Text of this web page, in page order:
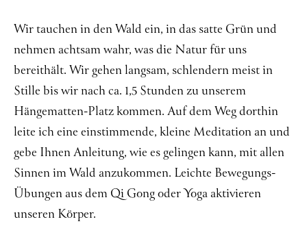
Wir tauchen in den Wald ein, in das satte Grün und
nehmen achtsam wahr, was die Natur für uns
bereithält. Wir gehen langsam, schlendern meist in
Stille bis wir nach ca. 1,5 Stunden zu unserem
Hängematten-Platz kommen. Auf dem Weg dorthin
leite ich eine einstimmende, kleine Meditation an und
gebe Ihnen Anleitung, wie es gelingen kann, mit allen
Sinnen im Wald anzukommen. Leichte Bewegungs-
Übungen aus dem Qi Gong oder Yoga aktivieren
unseren Körper.